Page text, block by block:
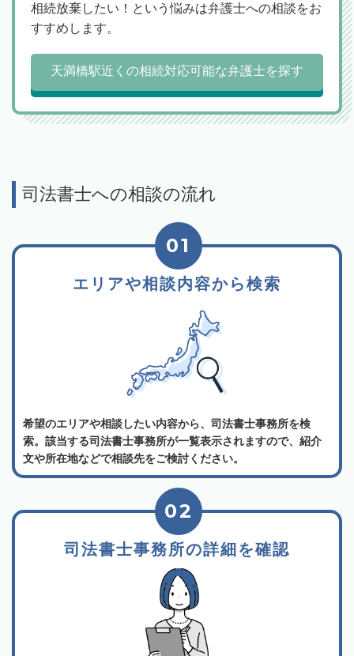
相続放棄したい！という悩みは弁護士への相談をお
すすめします。
天満橋駅近くの相続対応可能な弁護士を探す
司法書士への相談の流れ
エリアや相談内容から検索
01
希望のエリアや相談したい内容から、司法書士事務所を検
索。該当する司法書士事務所が一覧表示されますので、紹介
文や所在地などで相談先をご検討ください。
司法書士事務所の詳細を確認
02